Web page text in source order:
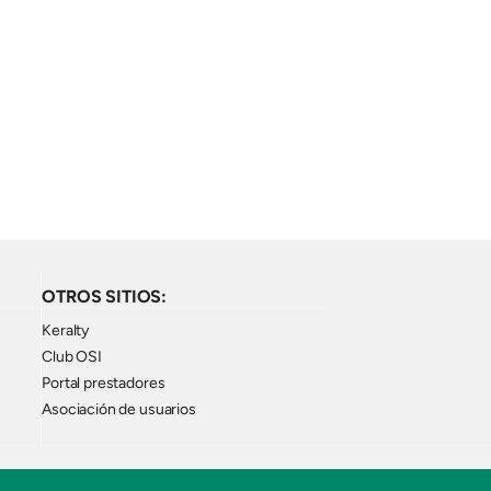
OTROS SITIOS:
Keralty
Club OSI
Portal prestadores
Asociación de usuarios